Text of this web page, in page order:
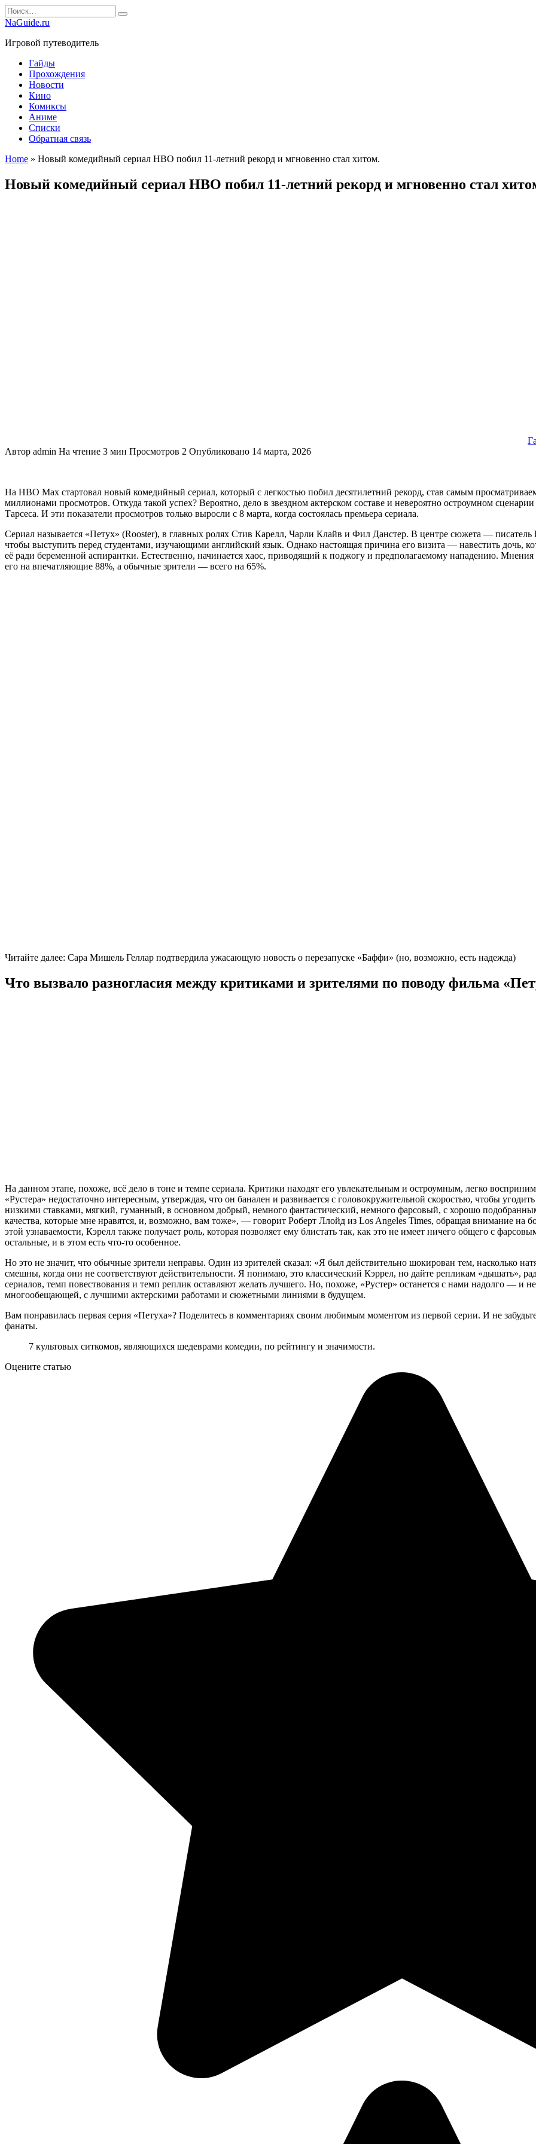
Перейти
к
Search
for:
NaGuide.ru
Игровой путеводитель
Гайды
Прохождения
Новости
Кино
Комиксы
Аниме
Списки
Обратная связь
Home » Новый комедийный сериал HBO побил 11-летний рекорд и мгновенно стал хитом.
Новый комедийный сериал HBO побил 11-летний рекорд и мгновенно стал
Автор admin На чтение 3 мин Просмотров 2 Опубликовано 14 марта, 2026
На HBO Max стартовал новый комедийный сериал, который с легкостью побил десятилетний рекорд, став самым
миллионами просмотров. Откуда такой успех? Вероятно, дело в звездном актерском составе и невероятно остроумном
Тарсеса. И эти показатели просмотров только выросли с 8 марта, когда состоялась премьера сериала.
Сериал называется «Петух» (Rooster), в главных ролях Стив Карелл, Чарли Клайв и Фил Данстер. В центре сюжета — писатель
чтобы выступить перед студентами, изучающими английский язык. Однако настоящая причина его визита — навестить дочь,
её ради беременной аспирантки. Естественно, начинается хаос, приводящий к поджогу и предполагаемому нападению.
его на впечатляющие 88%, а обычные зрители — всего на 65%.
Читайте далее: Сара Мишель Геллар подтвердила ужасающую новость о перезапуске «Баффи» (но, возможно, есть надежда)
Что вызвало разногласия между критиками и зрителями по поводу фильма
На данном этапе, похоже, всё дело в тоне и темпе сериала. Критики находят его увлекательным и остроумным, легко
«Рустера» недостаточно интересным, утверждая, что он банален и развивается с головокружительной скоростью, чтобы
низкими ставками, мягкий, гуманный, в основном добрый, немного фантастический, немного фарсовый, с хорошо
качества, которые мне нравятся, и, возможно, вам тоже», — говорит Роберт Ллойд из Los Angeles Times, обращая внимание на
этой узнаваемости, Кэрелл также получает роль, которая позволяет ему блистать так, как это не имеет ничего общего с
остальные, и в этом есть что-то особенное.
Но это не значит, что обычные зрители неправы. Один из зрителей сказал: «Я был действительно шокирован тем, насколько
смешны, когда они не соответствуют действительности. Я понимаю, это классический Кэррел, но дайте репликам «дышать»,
сериалов, темп повествования и темп реплик оставляют желать лучшего. Но, похоже, «Рустер» останется с нами надолго — и
многообещающей, с лучшими актерскими работами и сюжетными линиями в будущем.
Вам понравилась первая серия «Петуха»? Поделитесь в комментариях своим любимым моментом из первой серии. И не
фанаты.
7 культовых ситкомов, являющихся шедеврами комедии, по рейтингу и значимости.
Оцените статью